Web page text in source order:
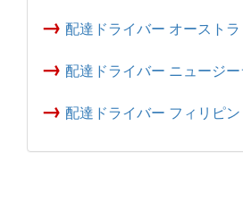
→ 配達ドライバー オースト
→ 配達ドライバー ニュージ
→ 配達ドライバー フィリピン